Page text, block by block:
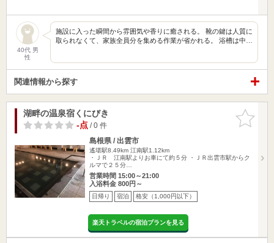
40代 男
性
施設に入った瞬間から雰囲気や香りに癒される。 靴の鍵は人質に
取られなくて、家族全員分を集める作業が省かれる。 浴槽は中…
関連情報から探す
お気に入
りに追加
湖畔の温泉宿くにびき
-点/ 0 件
島根県 / 出雲市
遙堪駅8.49km 江南駅1.12km
・ＪＲ 江南駅よりお車にて約５分 ・ＪＲ出雲市駅からク
ルマで２５分…
営業時間 15:00～21:00
入浴料金 800円～
日帰り 宿泊 格安（1,000円以下）
楽天トラベルの宿泊プランを見る